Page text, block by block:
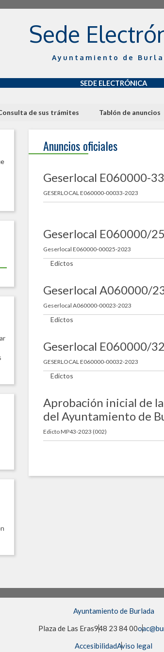
Sede
Ayuntamiento de
SEDE ELECTRÓNICA
de sus trámites Tablón de anuncios
Anuncios oficiales
Geserlocal E060000-
GESERLOCAL E060000-00033-2023
Geserlocal E060000/
Geserlocal E060000-00025-2023
Edictos
Geserlocal A060000/
Geserlocal A060000-00023-2023
Edictos
Geserlocal E060000/
GESERLOCAL E060000-00032-2023
Edictos
Aprobación inicial de
del Ayuntamiento de
Edicto MP43-2023 (002)
Ayuntamiento de Burlada
Plaza de Las Eras948 23 84 00
AccesibilidadAviso legal